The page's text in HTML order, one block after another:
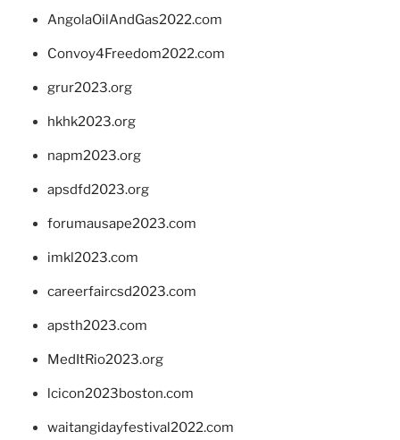
AngolaOilAndGas2022.com
Convoy4Freedom2022.com
grur2023.org
hkhk2023.org
napm2023.org
apsdfd2023.org
forumausape2023.com
imkl2023.com
careerfaircsd2023.com
apsth2023.com
MedItRio2023.org
lcicon2023boston.com
waitangidayfestival2022.com